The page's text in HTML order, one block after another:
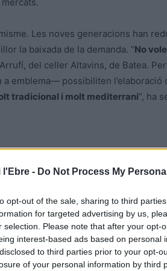
l'Ebre - Do Not Process My
opt-out of the sale, sharing to third
for targeted advertising by us,
selection. Please note that after your opt-
interest-based ads based on personal
to third parties prior to your opt-
of your personal information by third
Les noves generacions han
la baixada de la demanda. “No
del celler Altavins, de Batea.
emblema— possibiliten l’elaboració
tradicional i molt mediterrani”, ha
El procés tradicional de la sega